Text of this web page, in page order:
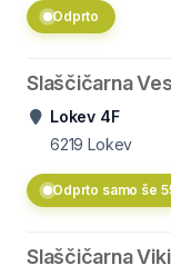
Odprto
Slaščičarna
Lokev 4F
6219 Lokev
Odprto samo še
Slaščičarna Viki